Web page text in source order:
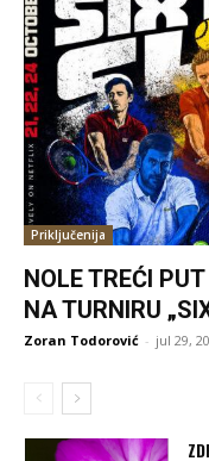
Priključenija
NOLE TREĆI
NA TURNIRU
Zoran Todorović - jul 29,